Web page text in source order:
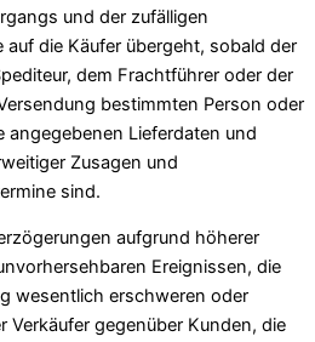
und der zufälligen
auf die Käufer übergeht, sobald der
dem Frachtführer oder der
bestimmten Person oder
angegebenen Lieferdaten und
Zusagen und
sind.
aufgrund höherer
Ereignissen, die
wesentlich erschweren oder
Verkäufer gegenüber Kunden, die